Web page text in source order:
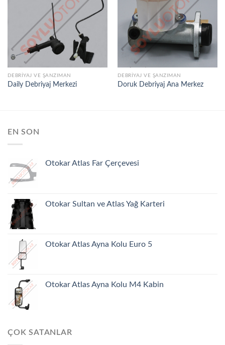
İSTEK
LISTEME
EKLE
DEBRIYAJ VE ŞANZIMAN
Daily Debriyaj Merkezi
İSTEK
LISTEME
EKLE
DEBRIYAJ VE ŞANZIMAN
Doruk Debriyaj Ana Merkez
EN SON
Otokar Atlas Far Çerçevesi
Otokar Sultan ve Atlas Yağ Karteri
Otokar Atlas Ayna Kolu Euro 5
Otokar Atlas Ayna Kolu M4 Kabin
ÇOK SATANLAR